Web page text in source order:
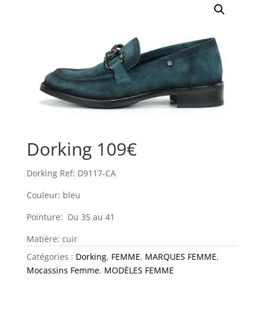
Dorking 109€
Dorking Ref: D9117-CA
Couleur: bleu
Pointure: Du 35 au 41
Matière: cuir
Catégories : Dorking, FEMME, MARQUES FEMME,
Mocassins Femme, MODÈLES FEMME